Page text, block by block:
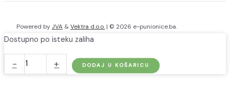
Powered byJVA &Vektra d.o.o. | © 2026 e-punionice.ba.
Dostupno po isteku zaliha
-
Wall
+ DODAJ U KOŠARICU